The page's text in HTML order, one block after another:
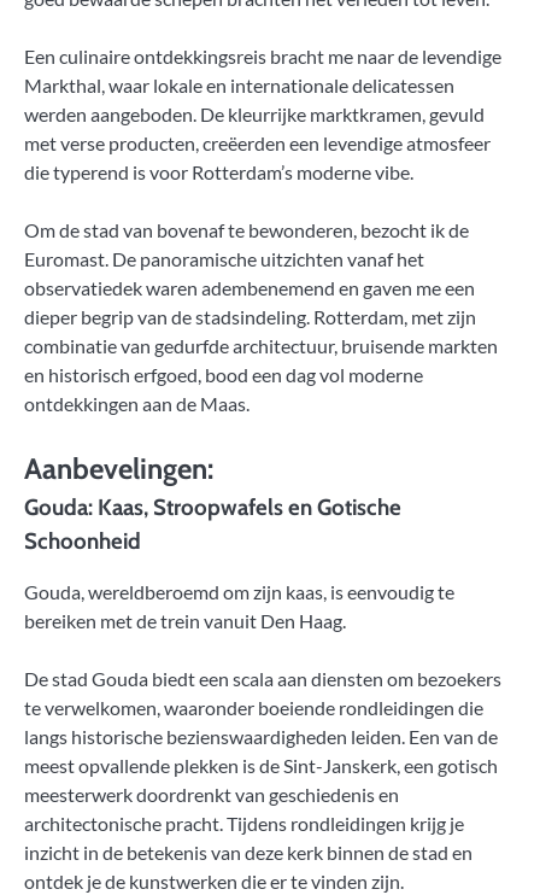
Een culinaire ontdekkingsreis bracht me naar de levendige
Markthal, waar lokale en internationale delicatessen
werden aangeboden. De kleurrijke marktkramen, gevuld
met verse producten, creëerden een levendige atmosfeer
die typerend is voor Rotterdam’s moderne vibe.
Om de stad van bovenaf te bewonderen, bezocht ik de
Euromast. De panoramische uitzichten vanaf het
observatiedek waren adembenemend en gaven me een
dieper begrip van de stadsindeling. Rotterdam, met zijn
combinatie van gedurfde architectuur, bruisende markten
en historisch erfgoed, bood een dag vol moderne
ontdekkingen aan de Maas.
Aanbevelingen:
Gouda: Kaas, Stroopwafels en Gotische
Schoonheid
Gouda, wereldberoemd om zijn kaas, is eenvoudig te
bereiken met de trein vanuit Den Haag.
De stad Gouda biedt een scala aan diensten om bezoekers
te verwelkomen, waaronder boeiende rondleidingen die
langs historische bezienswaardigheden leiden. Een van de
meest opvallende plekken is de Sint-Janskerk, een gotisch
meesterwerk doordrenkt van geschiedenis en
architectonische pracht. Tijdens rondleidingen krijg je
inzicht in de betekenis van deze kerk binnen de stad en
ontdek je de kunstwerken die er te vinden zijn.